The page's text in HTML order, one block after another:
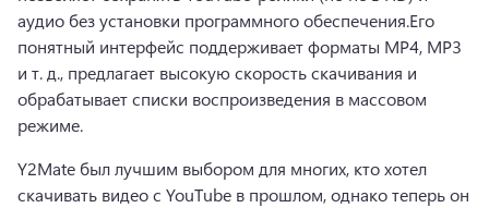
аудио без установки программного обеспечения.Его
понятный интерфейс поддерживает форматы MP4, MP3
и т. д., предлагает высокую скорость скачивания и
обрабатывает списки воспроизведения в массовом
режиме.
Y2Mate был лучшим выбором для многих, кто хотел
скачивать видео с YouTube в прошлом, однако теперь он